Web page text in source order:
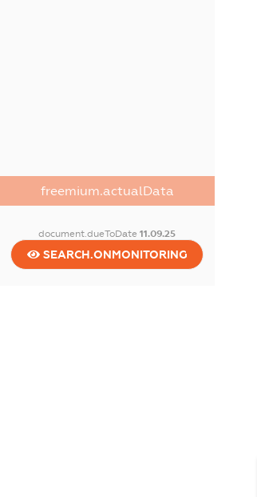
freemium.actualData
document.dueToDate11.09.25
SEARCH.ONMONITORING